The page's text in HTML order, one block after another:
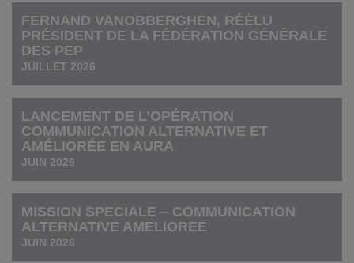
FERNAND VANOBBERGHEN, RÉÉLU
PRÉSIDENT DE LA FÉDÉRATION GÉNÉRALE
DES PEP
JUILLET 2026
LANCEMENT DE L’OPÉRATION
COMMUNICATION ALTERNATIVE ET
AMÉLIORÉE EN AURA
JUIN 2026
MISSION SPECIALE – COMMUNICATION
ALTERNATIVE AMELIOREE
JUIN 2026